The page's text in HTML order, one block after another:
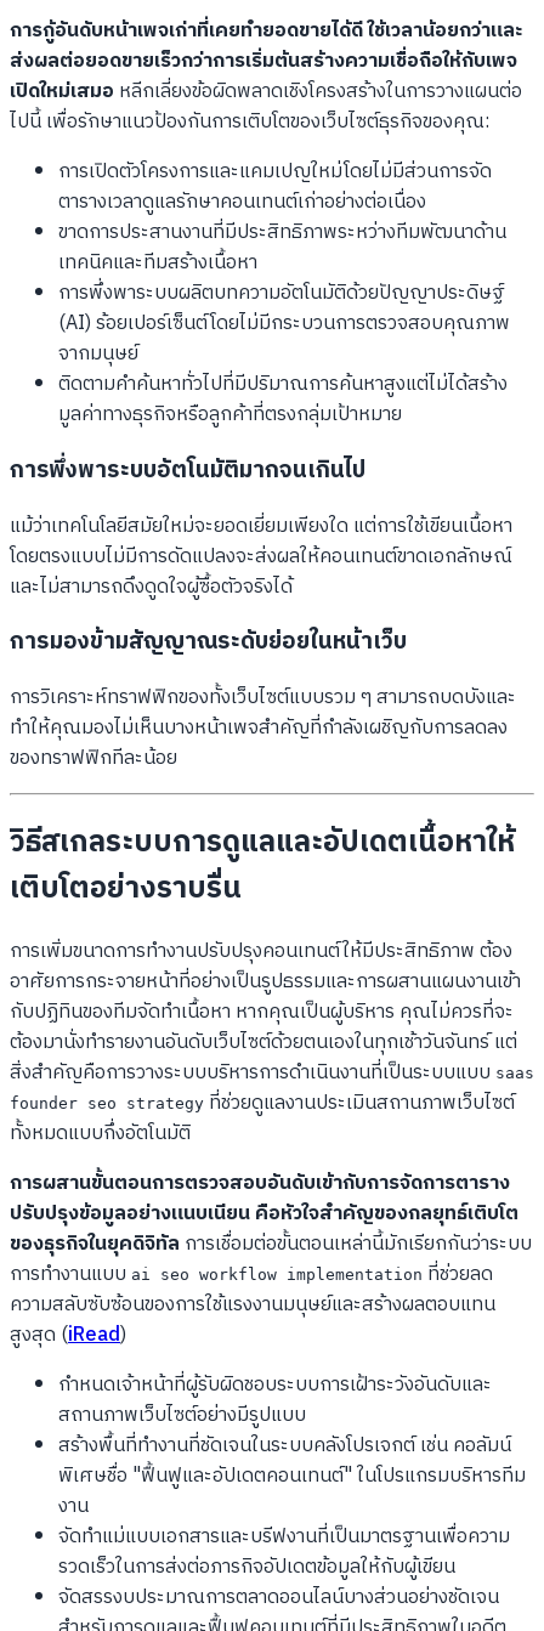
การกู้อันดับหน้าเพจเก่าที่เคยทำยอดขายได้ดี ใช้เวลาน้อยกว่าและ
ส่งผลต่อยอดขายเร็วกว่าการเริ่มต้นสร้างความเชื่อถือให้กับเพจ
เปิดใหม่เสมอ หลีกเลี่ยงข้อผิดพลาดเชิงโครงสร้างในการวางแผนต่อ
ไปนี้ เพื่อรักษาแนวป้องกันการเติบโตของเว็บไซต์ธุรกิจของคุณ:
การเปิดตัวโครงการและแคมเปญใหม่โดยไม่มีส่วนการจัด
ตารางเวลาดูแลรักษาคอนเทนต์เก่าอย่างต่อเนื่อง
ขาดการประสานงานที่มีประสิทธิภาพระหว่างทีมพัฒนาด้าน
เทคนิคและทีมสร้างเนื้อหา
การพึ่งพาระบบผลิตบทความอัตโนมัติด้วยปัญญาประดิษฐ์
(AI) ร้อยเปอร์เซ็นต์โดยไม่มีกระบวนการตรวจสอบคุณภาพ
จากมนุษย์
ติดตามคำค้นหาทั่วไปที่มีปริมาณการค้นหาสูงแต่ไม่ได้สร้าง
มูลค่าทางธุรกิจหรือลูกค้าที่ตรงกลุ่มเป้าหมาย
การพึ่งพาระบบอัตโนมัติมากจนเกินไป
แม้ว่าเทคโนโลยีสมัยใหม่จะยอดเยี่ยมเพียงใด แต่การใช้เขียนเนื้อหา
โดยตรงแบบไม่มีการดัดแปลงจะส่งผลให้คอนเทนต์ขาดเอกลักษณ์
และไม่สามารถดึงดูดใจผู้ซื้อตัวจริงได้
การมองข้ามสัญญาณระดับย่อยในหน้าเว็บ
การวิเคราะห์ทราฟฟิกของทั้งเว็บไซต์แบบรวม ๆ สามารถบดบังและ
ทำให้คุณมองไม่เห็นบางหน้าเพจสำคัญที่กำลังเผชิญกับการลดลง
ของทราฟฟิกทีละน้อย
วิธีสเกลระบบการดูแลและอัปเดตเนื้อหาให้
เติบโตอย่างราบรื่น
การเพิ่มขนาดการทำงานปรับปรุงคอนเทนต์ให้มีประสิทธิภาพ ต้อง
อาศัยการกระจายหน้าที่อย่างเป็นรูปธรรมและการผสานแผนงานเข้า
กับปฏิทินของทีมจัดทำเนื้อหา หากคุณเป็นผู้บริหาร คุณไม่ควรที่จะ
ต้องมานั่งทำรายงานอันดับเว็บไซต์ด้วยตนเองในทุกเช้าวันจันทร์ แต่
สิ่งสำคัญคือการวางระบบบริหารการดำเนินงานที่เป็นระบบแบบ saas
founder seo strategy ที่ช่วยดูแลงานประเมินสถานภาพเว็บไซต์
ทั้งหมดแบบกึ่งอัตโนมัติ
การผสานขั้นตอนการตรวจสอบอันดับเข้ากับการจัดการตาราง
ปรับปรุงข้อมูลอย่างแนบเนียน คือหัวใจสำคัญของกลยุทธ์เติบโต
ของธุรกิจในยุคดิจิทัล การเชื่อมต่อขั้นตอนเหล่านี้มักเรียกกันว่าระบบ
การทำงานแบบ ai seo workflow implementation ที่ช่วยลด
ความสลับซับซ้อนของการใช้แรงงานมนุษย์และสร้างผลตอบแทน
สูงสุด (iRead)
กำหนดเจ้าหน้าที่ผู้รับผิดชอบระบบการเฝ้าระวังอันดับและ
สถานภาพเว็บไซต์อย่างมีรูปแบบ
สร้างพื้นที่ทำงานที่ชัดเจนในระบบคลังโปรเจกต์ เช่น คอลัมน์
พิเศษชื่อ "ฟื้นฟูและอัปเดตคอนเทนต์" ในโปรแกรมบริหารทีม
งาน
จัดทำแม่แบบเอกสารและบรีฟงานที่เป็นมาตรฐานเพื่อความ
รวดเร็วในการส่งต่อภารกิจอัปเดตข้อมูลให้กับผู้เขียน
จัดสรรงบประมาณการตลาดออนไลน์บางส่วนอย่างชัดเจน